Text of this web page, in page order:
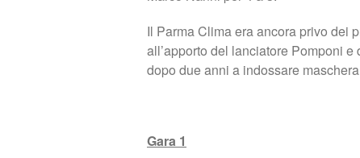
Il Parma Clima era ancora privo dei
all’apporto del lanciatore Pomponi
dopo due anni a indossare
Gara 1